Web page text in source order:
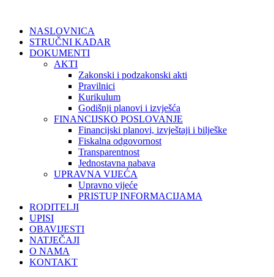
NASLOVNICA
STRUČNI KADAR
DOKUMENTI
AKTI
Zakonski i podzakonski akti
Pravilnici
Kurikulum
Godišnji planovi i izvješća
FINANCIJSKO POSLOVANJE
Financijski planovi, izvještaji i bilješke
Fiskalna odgovornost
Transparentnost
Jednostavna nabava
UPRAVNA VIJEĆA
Upravno vijeće
PRISTUP INFORMACIJAMA
RODITELJI
UPISI
OBAVIJESTI
NATJEČAJI
O NAMA
KONTAKT